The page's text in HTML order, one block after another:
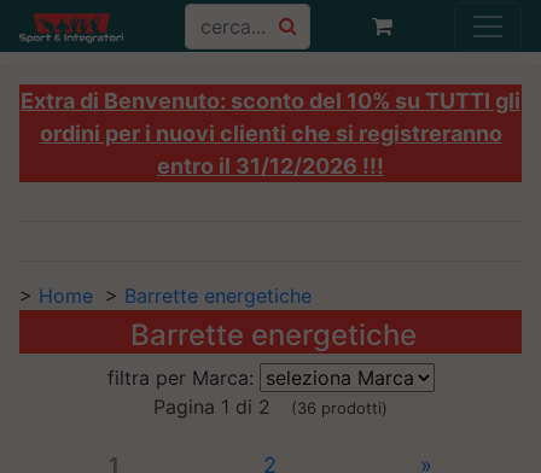
Extra di Benvenuto: sconto del 10% su TUTTI gli
ordini per i nuovi clienti che si registreranno
entro il 31/12/2026 !!!
> Home > Barrette energetiche
Barrette energetiche
filtra per Marca:
Pagina 1 di 2
(36 prodotti)
1 2 »